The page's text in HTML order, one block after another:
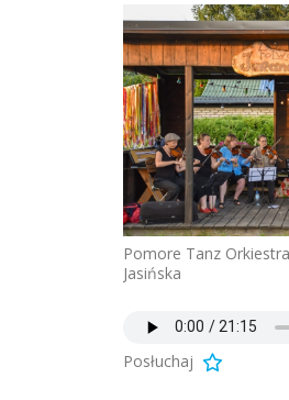
Pomore Tanz
Jasińska
Posłuchaj